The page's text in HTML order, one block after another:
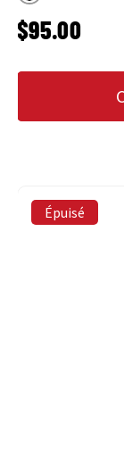
Noir
PRIX
$95.00
Épuisé